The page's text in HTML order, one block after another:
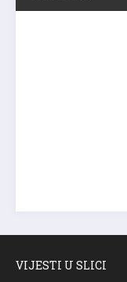
VIJESTI U SLICI